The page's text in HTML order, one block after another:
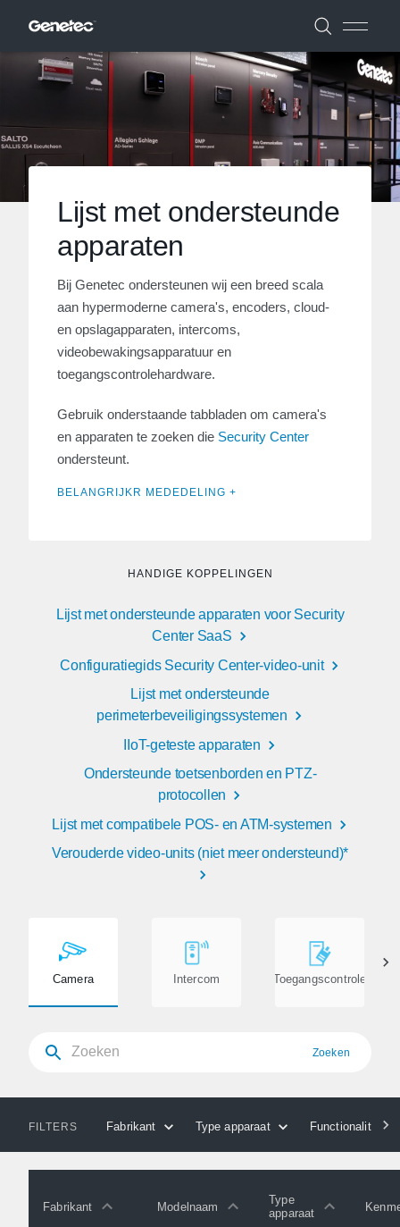
Lijst met ondersteunde
apparaten
Bij Genetec ondersteunen wij een breed scala
aan hypermoderne camera's, encoders, cloud-
en opslagapparaten, intercoms,
videobewakingsapparatuur en
toegangscontrolehardware.
Gebruik onderstaande tabbladen om camera's
en apparaten te zoeken die Security Center
ondersteunt.
BELANGRIJKR MEDEDELING +
HANDIGE KOPPELINGEN
Lijst met ondersteunde apparaten voor Security
Center SaaS
Configuratiegids Security Center-video-unit
Lijst met ondersteunde
perimeterbeveiligingssystemen
IIoT-geteste apparaten
Ondersteunde toetsenborden en PTZ-
protocollen
Lijst met compatibele POS- en ATM-systemen
Verouderde video-units (niet meer ondersteund)*
Camera Intercom Toegangscontrole
Zoeken
FILTERS Fabrikant Type apparaat Functionaliteiten
Fabrikant Modelnaam
Type
apparaat